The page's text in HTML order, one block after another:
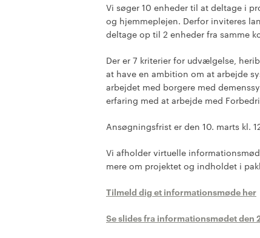
Vi søger 10 enheder til at deltage i
og hjemmeplejen. Derfor inviteres
deltage op til 2 enheder fra samme
Der er 7 kriterier for udvælgelse,
at have en ambition om at arbejde
arbejdet med borgere med
erfaring med at arbejde med
Ansøgningsfrist er den 10. marts kl.
Vi afholder virtuelle
mere om projektet og indholdet i
Tilmeld dig et informationsmøde her
Se slides fra informationsmødet den